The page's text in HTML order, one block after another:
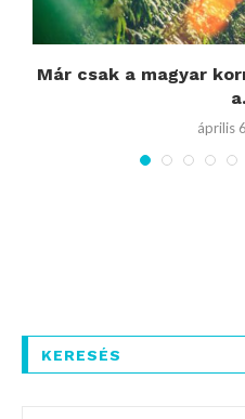
Már csak a magyar
április
KERESÉS